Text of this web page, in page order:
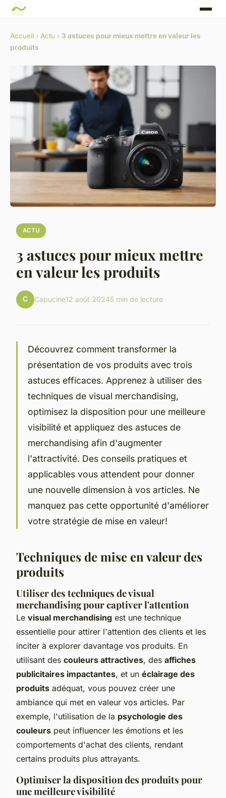
Accueil › Actu › 3 astuces pour mieux mettre en valeur les
produits
ACTU
3 astuces pour mieux mettre
en valeur les produits
C Capucine12 août 20245 min de lecture
Découvrez comment transformer la
présentation de vos produits avec trois
astuces efficaces. Apprenez à utiliser des
techniques de visual merchandising,
optimisez la disposition pour une meilleure
visibilité et appliquez des astuces de
merchandising afin d'augmenter
l'attractivité. Des conseils pratiques et
applicables vous attendent pour donner
une nouvelle dimension à vos articles. Ne
manquez pas cette opportunité d'améliorer
votre stratégie de mise en valeur!
Techniques de mise en valeur des
produits
Utiliser des techniques de visual
merchandising pour captiver l'attention
Le visual merchandising est une technique
essentielle pour attirer l'attention des clients et les
inciter à explorer davantage vos produits. En
utilisant des couleurs attractives, des affiches
publicitaires impactantes, et un éclairage des
produits adéquat, vous pouvez créer une
ambiance qui met en valeur vos articles. Par
exemple, l'utilisation de la psychologie des
couleurs peut influencer les émotions et les
comportements d'achat des clients, rendant
certains produits plus attrayants.
Optimiser la disposition des produits pour
une meilleure visibilité